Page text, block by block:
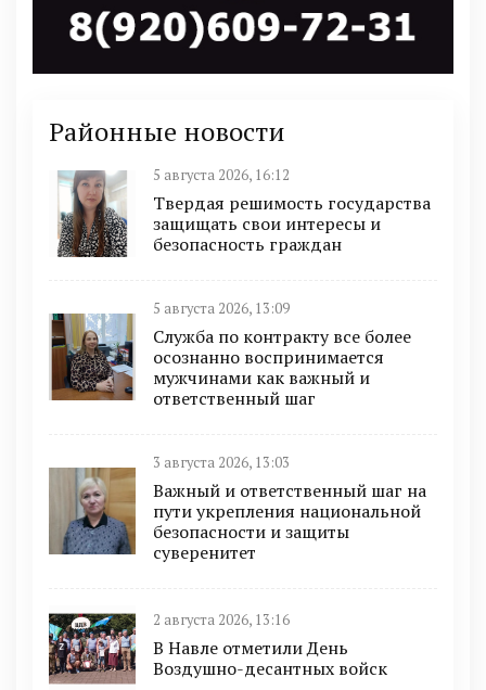
Районные новости
5 августа 2026, 16:12
Твердая решимость государства
защищать свои интересы и
безопасность граждан
5 августа 2026, 13:09
Служба по контракту все более
осознанно воспринимается
мужчинами как важный и
ответственный шаг
3 августа 2026, 13:03
Важный и ответственный шаг на
пути укрепления национальной
безопасности и защиты
суверенитет
2 августа 2026, 13:16
В Навле отметили День
Воздушно-десантных войск